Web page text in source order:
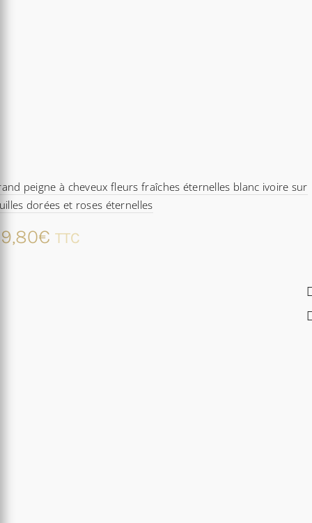
peigne à cheveux fleurs fraîches éternelles blanc ivoire sur
dorées et roses éternelles
€ TTC